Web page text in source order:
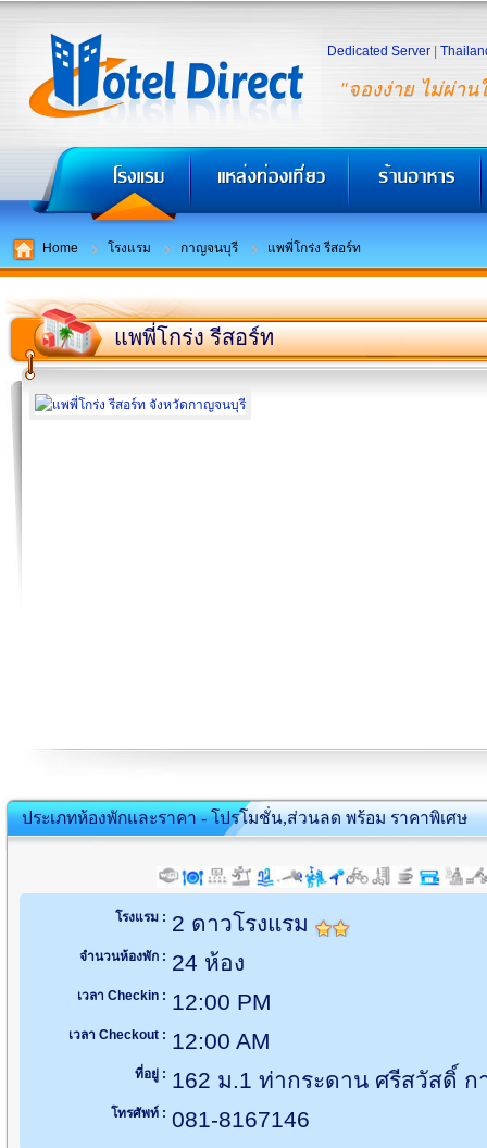
"จองง่าย ไม่ผ่าน
Dedicated Server
Home โรงแรม กาญจนบุรี แพพี่โกร่ง รีสอร์ท
แพพี่โกร่ง รีสอร์ท
ประเภทห้องพักและราคา - โปรโมชั่น,ส่วนลด พร้อม ราคาพิเศษ
โรงแรม : 2 ดาวโรงแรม
จำนวนห้องพัก : 24 ห้อง
เวลา Checkin : 12:00 PM
เวลา Checkout : 12:00 AM
ที่อยู่ : 162 ม.1 ท่ากระดาน ศรีสวัสดิ์
โทรศัพท์ : 081-8167146